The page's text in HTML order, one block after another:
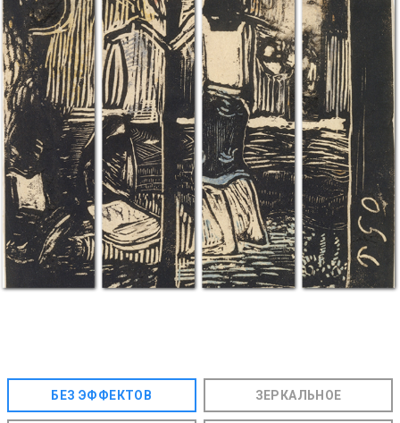
БЕЗ ЭФФЕКТОВ ЗЕРКАЛЬНОЕ